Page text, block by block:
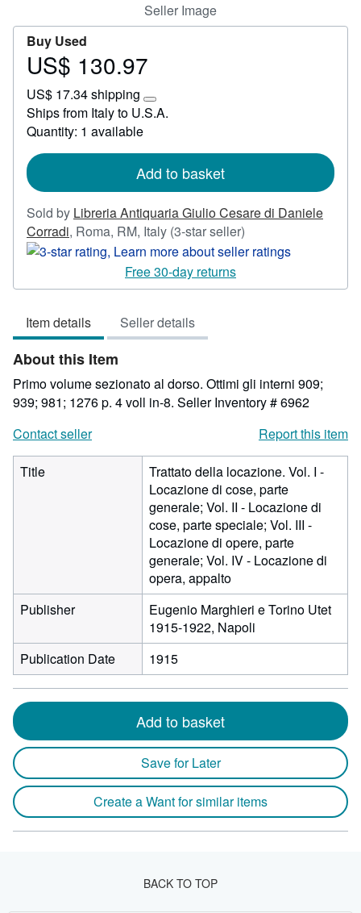
Seller Image
Buy Used
Price
130.97
US$ 130.97
US$ 17.34 shipping
Learn
more
rates
Ships from Italy to U.S.A.
Quantity: 1 available
Add to basket
Sold by Libreria Antiquaria Giulio Cesare di Daniele
Corradi, Roma, RM, Italy (3-star seller)
rating
out
Free 30-day returns
Item details Seller details
About this Item
Primo volume sezionato al dorso. Ottimi gli interni 909;
939; 981; 1276 p. 4 voll in-8. Seller Inventory # 6962
Contact seller
Report this item
Title
Trattato della locazione. Vol. I -
Locazione di cose, parte
generale; Vol. II - Locazione di
cose, parte speciale; Vol. III -
Locazione di opere, parte
generale; Vol. IV - Locazione di
opera, appalto
Publisher
Eugenio Marghieri e Torino Utet
1915-1922, Napoli
Publication Date
1915
Add to basket
Save for Later
Create a Want for similar items
BACK TO TOP